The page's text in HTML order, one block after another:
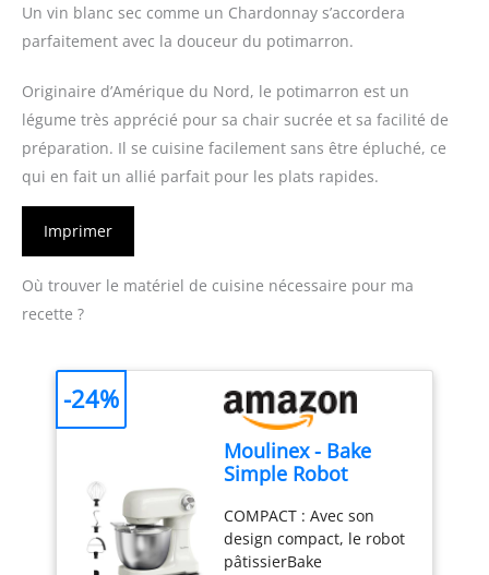
Un vin blanc sec comme un Chardonnay s’accordera
parfaitement avec la douceur du potimarron.
Originaire d’Amérique du Nord, le potimarron est un
légume très apprécié pour sa chair sucrée et sa facilité de
préparation. Il se cuisine facilement sans être épluché, ce
qui en fait un allié parfait pour les plats rapides.
Imprimer
Où trouver le matériel de cuisine nécessaire pour ma
recette ?
Moulinex - Bake
Simple Robot
fouet, batteur et
crochet
COMPACT : Avec son
design compact, le robot
pâtissierBake
-24%